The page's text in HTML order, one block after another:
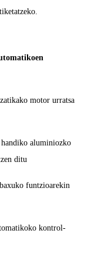
motor urratsa
aluminiozko
ditu
funtzioarekin
kontrol-